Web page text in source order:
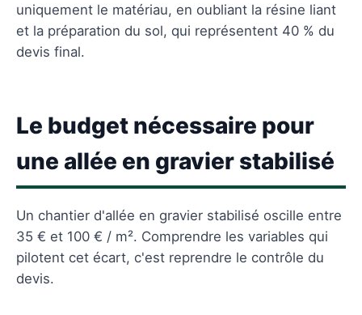
Trouver le professionnel idéal
Questions fréquentes
uniquement le matériau, en oubliant la résine liant
et la préparation du sol, qui représentent 40 % du
devis final.
Le budget nécessaire pour
une allée en gravier stabilisé
Un chantier d'allée en gravier stabilisé oscille entre
35 € et 100 € / m². Comprendre les variables qui
pilotent cet écart, c'est reprendre le contrôle du
devis.